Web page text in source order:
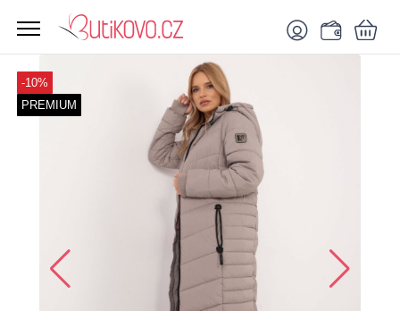
-10%
PREMIUM